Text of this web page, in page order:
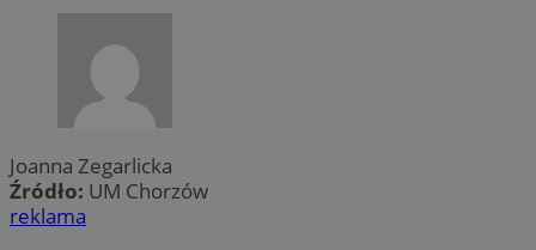
Joanna Zegarlicka
Źródło: UM Chorzów
reklama